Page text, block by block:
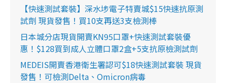
【快速測試套裝】深水埗電子特賣城$15快速抗原測
試劑 現貨發售！買10支再送3支檢測棒
日本城分店現貨開賣KN95口罩+快速測試套裝優
惠！$128買到成人立體口罩2盒+5支抗原檢測試劑
MEDEIS開賣香港衛生署認可$18快速測試套裝 現貨
發售！可檢測Delta、Omicron病毒